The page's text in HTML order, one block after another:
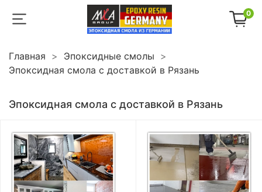
0
Главная
Эпоксидные смолы
Эпоксидная смола с доставкой в Рязань
Эпоксидная смола с доставкой в Рязань